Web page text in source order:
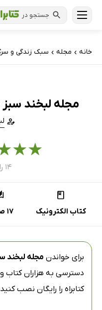
جستجو در
خانه › مجله › سبک زندگی و
مجله لبخند سبز
★
★
۱۴ رای
کتاب الکترونیک 17 صفحه
برای خواندن مجله لبخند
دسترسی به هزاران کتاب
کتابراه را رایگان نصب